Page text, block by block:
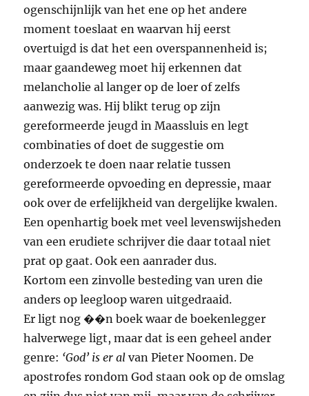
ogenschijnlijk van het ene op het andere
moment toeslaat en waarvan hij eerst
overtuigd is dat het een overspannenheid is;
maar gaandeweg moet hij erkennen dat
melancholie al langer op de loer of zelfs
aanwezig was. Hij blikt terug op zijn
gereformeerde jeugd in Maassluis en legt
combinaties of doet de suggestie om
onderzoek te doen naar relatie tussen
gereformeerde opvoeding en depressie, maar
ook over de erfelijkheid van dergelijke kwalen.
Een openhartig boek met veel levenswijsheden
van een erudiete schrijver die daar totaal niet
prat op gaat. Ook een aanrader dus.
Kortom een zinvolle besteding van uren die
anders op leegloop waren uitgedraaid.
Er ligt nog ��n boek waar de boekenlegger
halverwege ligt, maar dat is een geheel ander
genre: ‘God’ is er al van Pieter Noomen. De
apostrofes rondom God staan ook op de omslag